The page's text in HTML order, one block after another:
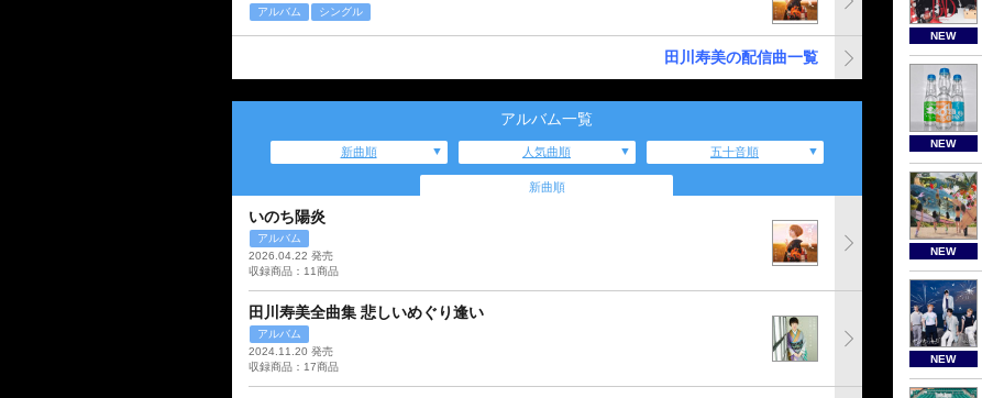
アルバム シングル
田川寿美の配信曲一覧
アルバム一覧
新曲順 人気曲順 五十音順
新曲順
いのち陽炎
アルバム
2026.04.22 発売
収録商品：11商品
田川寿美全曲集 悲しいめぐり逢い
アルバム
2024.11.20 発売
収録商品：17商品
NEW
NEW
NEW
NEW